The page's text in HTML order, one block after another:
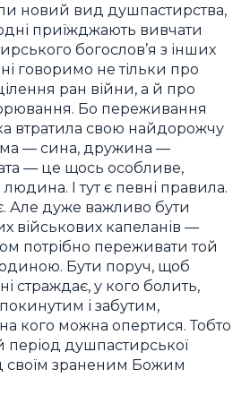
новий вид душпастирства,
приїжджають вивчати
богослов’я з інших
говоримо не тільки про
ран війни, а й про
Бо переживання
втратила свою найдорожчу
— сина, дружина —
— це щось особливе,
І тут є певні правила.
Але дуже важливо бути
військових капеланів —
потрібно переживати той
Бути поруч, щоб
страждає, у кого болить,
і забутим,
кого можна опертися. Тобто
душпастирської
своїм зраненим Божим